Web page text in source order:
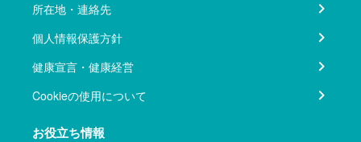
所在地・連絡先
個人情報保護方針
健康宣言・健康経営
Cookieの使用について
お役立ち情報